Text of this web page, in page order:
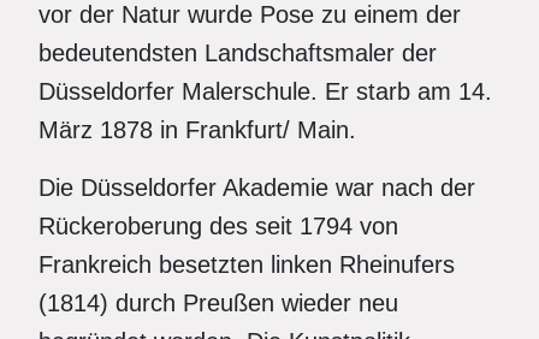
vor der Natur wurde Pose zu einem der
bedeutendsten Landschaftsmaler der
Düsseldorfer Malerschule. Er starb am 14.
März 1878 in Frankfurt/ Main.
Die Düsseldorfer Akademie war nach der
Rückeroberung des seit 1794 von
Frankreich besetzten linken Rheinufers
(1814) durch Preußen wieder neu